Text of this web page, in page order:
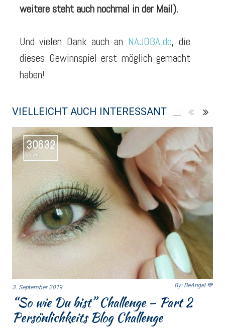
weitere steht auch nochmal in der Mail).
Und vielen Dank auch an NAJOBA.de, die
dieses Gewinnspiel erst möglich gemacht
haben!
VIELLEICHT AUCH INTERESSANT
30632
Views
3. September 2019 By: BeAngel 💙
“So wie Du bist” Challenge – Part 2
Persönlichkeits Blog Challenge